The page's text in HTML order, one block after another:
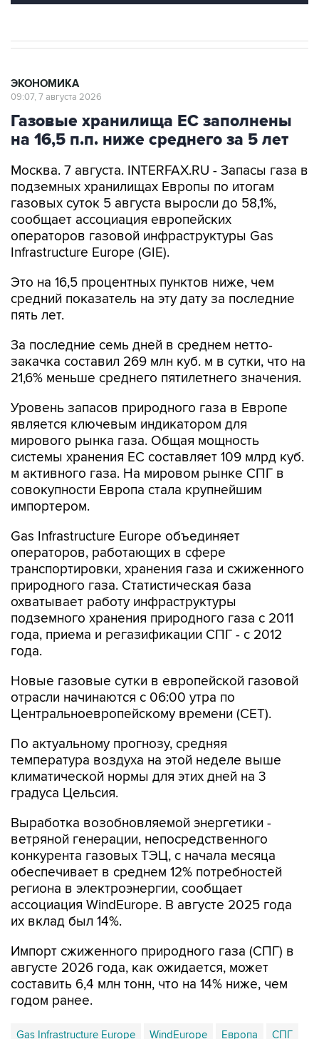
ЭКОНОМИКА
09:07, 7 августа 2026
Газовые хранилища ЕС заполнены
на 16,5 п.п. ниже среднего за 5 лет
Москва. 7 августа. INTERFAX.RU - Запасы газа в
подземных хранилищах Европы по итогам
газовых суток 5 августа выросли до 58,1%,
сообщает ассоциация европейских
операторов газовой инфраструктуры Gas
Infrastructure Europe (GIE).
Это на 16,5 процентных пунктов ниже, чем
средний показатель на эту дату за последние
пять лет.
За последние семь дней в среднем нетто-
закачка составил 269 млн куб. м в сутки, что на
21,6% меньше среднего пятилетнего значения.
Уровень запасов природного газа в Европе
является ключевым индикатором для
мирового рынка газа. Общая мощность
системы хранения ЕС составляет 109 млрд куб.
м активного газа. На мировом рынке СПГ в
совокупности Европа стала крупнейшим
импортером.
Gas Infrastructure Europe объединяет
операторов, работающих в сфере
транспортировки, хранения газа и сжиженного
природного газа. Статистическая база
охватывает работу инфраструктуры
подземного хранения природного газа с 2011
года, приема и регазификации СПГ - с 2012
года.
Новые газовые сутки в европейской газовой
отрасли начинаются c 06:00 утра по
Центральноевропейскому времени (CET).
По актуальному прогнозу, средняя
температура воздуха на этой неделе выше
климатической нормы для этих дней на 3
градуса Цельсия.
Выработка возобновляемой энергетики -
ветряной генерации, непосредственного
конкурента газовых ТЭЦ, с начала месяца
обеспечивает в среднем 12% потребностей
региона в электроэнергии, сообщает
ассоциация WindEurope. В августе 2025 года
их вклад был 14%.
Импорт сжиженного природного газа (СПГ) в
августе 2026 года, как ожидается, может
составить 6,4 млн тонн, что на 14% ниже, чем
годом ранее.
Gas Infrastructure Europe WindEurope Европа СПГ